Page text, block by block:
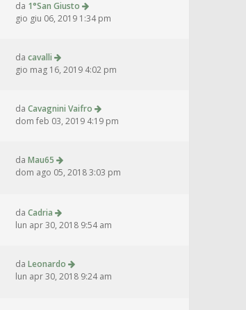
da 1°San Giusto
gio giu 06, 2019 1:34 pm
da cavalli
gio mag 16, 2019 4:02 pm
da Cavagnini Vaifro
dom feb 03, 2019 4:19 pm
da Mau65
dom ago 05, 2018 3:03 pm
da Cadria
lun apr 30, 2018 9:54 am
da Leonardo
lun apr 30, 2018 9:24 am